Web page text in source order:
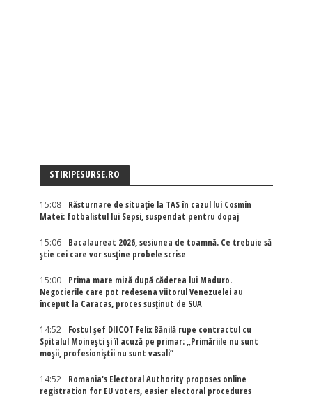
STIRIPESURSE.RO
15:08
Răsturnare de situație la TAS în cazul lui Cosmin
Matei: fotbalistul lui Sepsi, suspendat pentru dopaj
15:06
Bacalaureat 2026, sesiunea de toamnă. Ce trebuie să
știe cei care vor susține probele scrise
15:00
Prima mare miză după căderea lui Maduro.
Negocierile care pot redesena viitorul Venezuelei au
început la Caracas, proces susținut de SUA
14:52
Fostul șef DIICOT Felix Bănilă rupe contractul cu
Spitalul Moinești și îl acuză pe primar: „Primăriile nu sunt
moșii, profesioniștii nu sunt vasali”
14:52
Romania's Electoral Authority proposes online
registration for EU voters, easier electoral procedures